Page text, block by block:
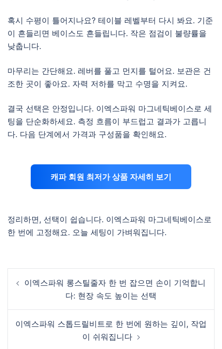
혹시 수평이 틀어지나요? 테이블 레벨부터 다시 봐요. 기준
이 흔들리면 베이스도 흔들립니다. 작은 점검이 불량률을
낮춥니다.
마무리는 간단해요. 레버를 풀고 먼지를 털어요. 보관은 건
조한 곳이 좋아요. 자력 저하를 막고 수명을 지켜요.
결국 선택은 안정입니다. 이엑스파워 마그네틱베이스로 세
팅을 단순화하세요. 측정 흐름이 부드럽고 결과가 고릅니
다. 다음 단계에서 가격과 구성품을 확인해요.
캐파 회원 최저가 상품 자세히 보기
정리하면, 선택이 쉽습니다. 이엑스파워 마그네틱베이스로
한 번에 고정해요. 오늘 세팅이 가벼워집니다.
navigation
이엑스파워 롱스틸줄자 한 번 잡으면 손이 기억합니
다: 현장 속도 높이는 선택
이엑스파워 스톱드릴비트로 한 번에 원하는 깊이, 작업
이 쉬워집니다